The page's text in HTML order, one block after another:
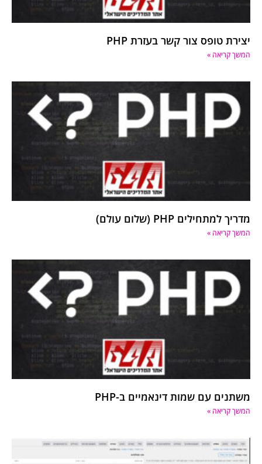
יצירת טופס צור קשר בעזרת PHP
המשך קריאה »
מדריך למתחילים PHP (שלום עולם)
המשך קריאה »
משתנים עם שמות דינאמיים ב-PHP
המשך קריאה »